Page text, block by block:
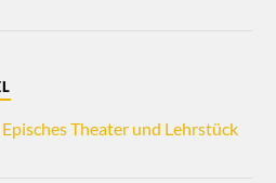
Theater und Lehrstück